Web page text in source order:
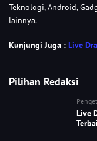
Teknologi, Android,
lainnya.
Kunjungi Juga : Live
Pilihan Redaksi
Live